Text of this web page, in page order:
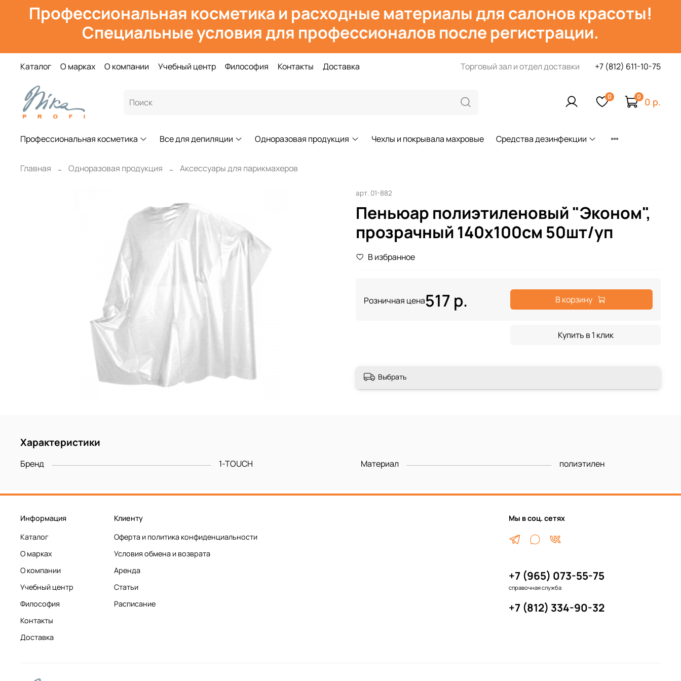
Профессиональная косметика и расходные материалы для салонов красоты!
Специальные условия для профессионалов после регистрации.
Каталог О марках О компании Учебный центр Философия Контакты Доставка Торговый зал и отдел доставки +7 (812) 611-10-75
0 0 0 р.
Профессиональная косметика Все для депиляции Одноразовая продукция Чехлы и покрывала махровые Средства дезинфекции
Главная Одноразовая продукция Аксессуары для парикмахеров
арт. 01-882
Пеньюар полиэтиленовый "Эконом",
прозрачный 140х100см 50шт/уп
В избранное
Розничная цена517 р. В корзину
Купить в 1 клик
Выбрать
Характеристики
Бренд 1-TOUCH Материал полиэтилен
Информация
Каталог
О марках
О компании
Учебный центр
Философия
Контакты
Доставка
Клиенту
Оферта и политика конфиденциальности
Условия обмена и возврата
Аренда
Статьи
Расписание
Мы в соц. сетях
+7 (965) 073-55-75
справочная служба
+7 (812) 334-90-32